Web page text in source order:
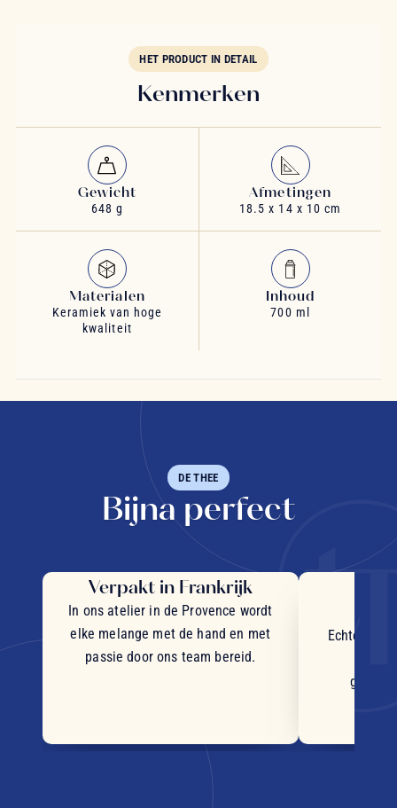
HET PRODUCT IN DETAIL
Kenmerken
Gewicht
648 g
Afmetingen
18.5 x 14 x 10 cm
Materialen
Keramiek van hoge
kwaliteit
Inhoud
700 ml
DE THEE
Bijna perfect
Verpakt in Frankrijk
In ons atelier in de Provence wordt
elke melange met de hand en met
passie door ons team bereid.
Echte